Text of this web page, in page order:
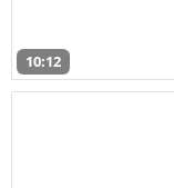
10:12